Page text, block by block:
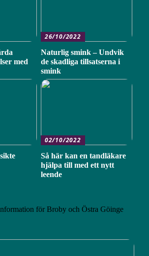
med
26/10/2022
Naturlig smink – Undvik
de skadliga tillsatserna i
smink
02/10/2022
Så här kan en tandläkare
hjälpa till med ett nytt
leende
för Broby och Östra Göinge